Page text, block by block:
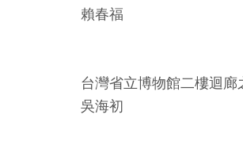
賴春福
台灣省立博物館二樓迴廊
吳海初